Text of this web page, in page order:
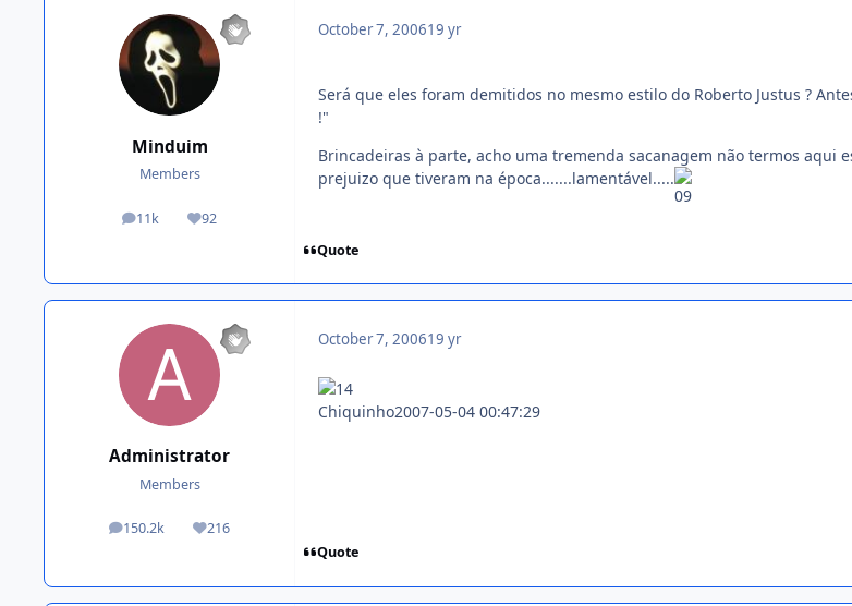
Minduim
Members
11k
posts 92
Reputation
October 7, 200619 yr
Será que eles foram demitidos no mesmo estilo do Roberto Justus ?
!"
Brincadeiras à parte, acho uma tremenda sacanagem não termos aqui
prejuizo que tiveram na época.......lamentável.....
Quote
Administrator
Members
150.2k
posts 216
Reputation
October 7, 200619 yr
Chiquinho2007-05-04 00:47:29
Quote